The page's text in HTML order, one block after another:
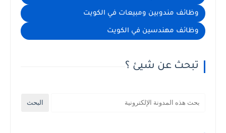
وظائف مندوبين ومبيعات في الكويت
وظائف مهندسين في الكويت
تبحث عن شيئ ؟